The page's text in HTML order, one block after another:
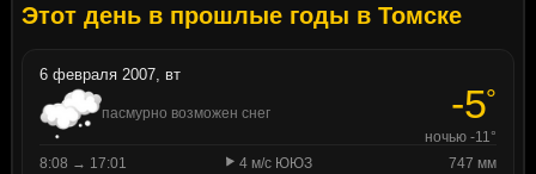
Этот день в прошлые годы в Томске
6 февраля 2007, вт
пасмурно возможен снег -5°
ночью -11°
8:08 → 17:01
4 м/с ЮЮЗ
747 мм